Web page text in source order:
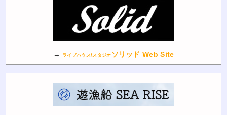
→ ライブハウス/スタジオ ソリッド Web Site